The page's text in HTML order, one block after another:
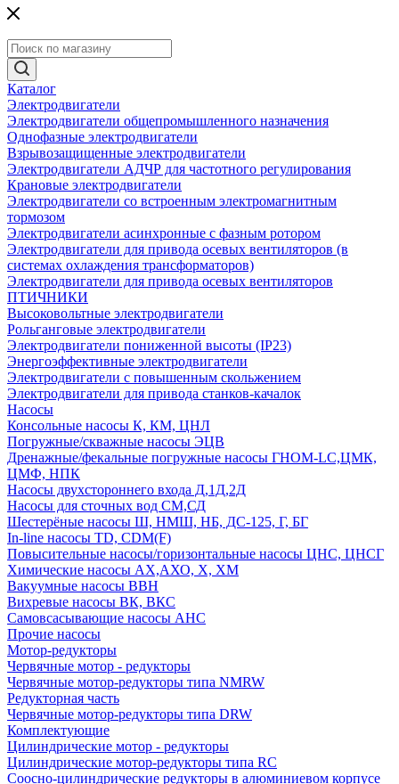
Каталог
Электродвигатели
Электродвигатели общепромышленного назначения
Однофазные электродвигатели
Взрывозащищенные электродвигатели
Электродвигатели АДЧР для частотного регулирования
Крановые электродвигатели
Электродвигатели со встроенным электромагнитным
тормозом
Электродвигатели асинхронные с фазным ротором
Электродвигатели для привода осевых вентиляторов (в
системах охлаждения трансформаторов)
Электродвигатели для привода осевых вентиляторов
ПТИЧНИКИ
Высоковольтные электродвигатели
Рольганговые электродвигатели
Электродвигатели пониженной высоты (IP23)
Энергоэффективные электродвигатели
Электродвигатели с повышенным скольжением
Электродвигатели для привода станков-качалок
Насосы
Консольные насосы К, КМ, ЦНЛ
Погружные/скважные насосы ЭЦВ
Дренажные/фекальные погружные насосы ГНОМ-LC,ЦМК,
ЦМФ, НПК
Насосы двухстороннего входа Д,1Д,2Д
Насосы для сточных вод СМ,СД
Шестерёные насосы Ш, НМШ, НБ, ДС-125, Г, БГ
In-line насосы TD, CDM(F)
Повысительные насосы/горизонтальные насосы ЦНС, ЦНСГ
Химические насосы АХ,АХО, Х, ХМ
Вакуумные насосы ВВН
Вихревые насосы ВК, ВКС
Самовсасывающие насосы АНС
Прочие насосы
Мотор-редукторы
Червячные мотор - редукторы
Червячные мотор-редукторы типа NMRW
Редукторная часть
Червячные мотор-редукторы типа DRW
Комплектующие
Цилиндрические мотор - редукторы
Цилиндрические мотор-редукторы типа RC
Соосно-цилиндрические редукторы в алюминиевом корпусе